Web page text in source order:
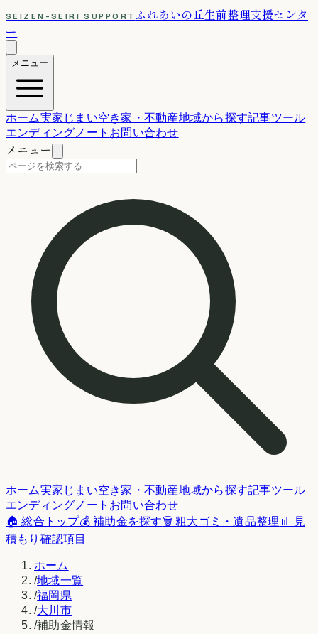
SEIZEN-SEIRI SUPPORT ふれあいの丘生前整理支援センタ
ー
メニュー
ホーム実家じまい空き家・不動産地域から探す記事ツール
エンディングノート お問い合わせ
メニュー
ホーム実家じまい空き家・不動産地域から探す記事ツール
エンディングノート お問い合わせ
🏠 総合トップ💰 補助金を探す🗑️ 粗大ゴミ・遺品整理📊 見
積もり確認項目
ホーム
/地域一覧
/福岡県
/大川市
/補助金情報